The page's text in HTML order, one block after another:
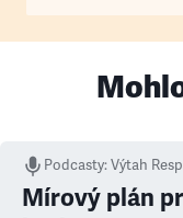
Podcasty:Výtah
Mírový plán